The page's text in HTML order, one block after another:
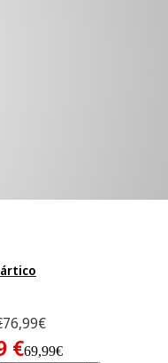
76,99€
€69,99€